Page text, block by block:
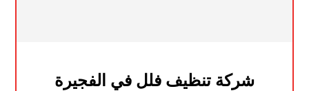
شركة تنظيف فلل في الفجيرة